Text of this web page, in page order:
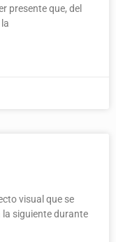
presente que, del
visual que se
siguiente durante